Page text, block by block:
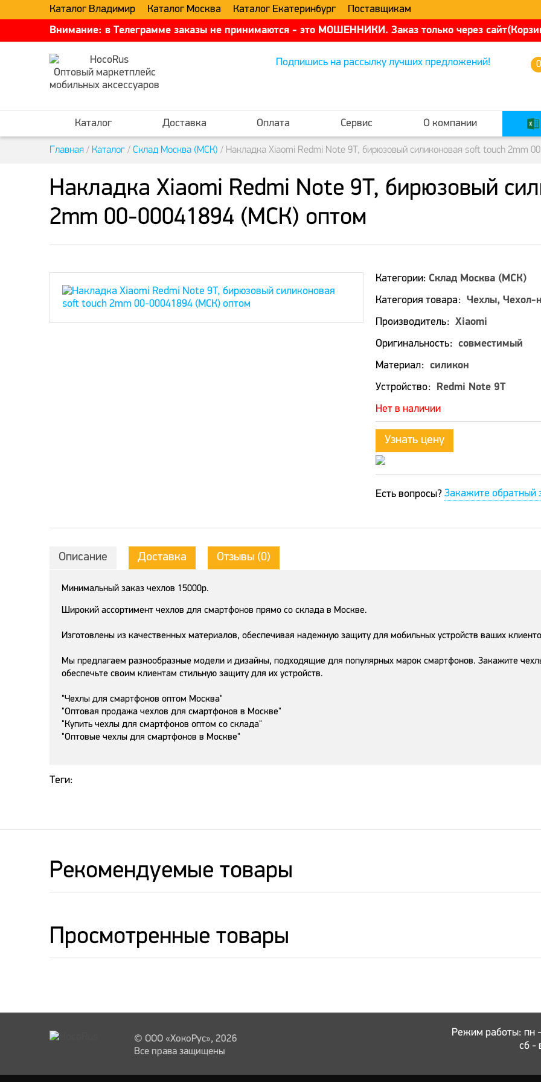
Каталог Владимир Каталог Москва Каталог Екатеринбург
Поставщикам
Внимание: в Телеграмме заказы не принимаются - это МОШЕННИКИ. Заказ только через
Оптовый маркетплейс
мобильных аксессуаров
Подпишись на рассылку лучших предложений! 0
Каталог Доставка Оплата Сервис О компании
Главная / Каталог / Склад Москва (МСК) / Накладка Xiaomi Redmi Note 9T, бирюзовый силиконовая soft touch 2mm
Накладка Xiaomi Redmi Note 9T, бирюзовый
2mm 00-00041894 (МСК) оптом
Категории: Склад Москва (МСК)
Категория товара Чехлы, Чехол-
Производитель Xiaomi
Оригинальность совместимый
Материал силикон
Устройство
Redmi Note 9T
Нет в наличии
Узнать цену
Есть вопросы? Закажите обратный
Описание Доставка Отзывы (0)
Минимальный заказ чехлов 15000р.
Широкий ассортимент чехлов для смартфонов прямо со склада в Москве.
Изготовлены из качественных материалов, обеспечивая надежную защиту для мобильных устройств ваших
Мы предлагаем разнообразные модели и дизайны, подходящие для популярных марок смартфонов. Закажите
обеспечьте своим клиентам стильную защиту для их устройств.
"Чехлы для смартфонов оптом Москва"
"Оптовая продажа чехлов для смартфонов в Москве"
"Купить чехлы для смартфонов оптом со склада"
"Оптовые чехлы для смартфонов в Москве"
Теги:
Рекомендуемые товары
Просмотренные товары
© ООО «ХокоРус», 2026
Все права защищены
Режим работы: пн
сб -